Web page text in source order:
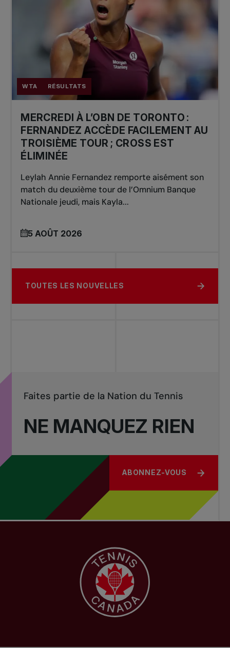
WTA RÉSULTATS
MERCREDI À L’OBN DE TORONTO :
FERNANDEZ ACCÈDE FACILEMENT AU
TROISIÈME TOUR ; CROSS EST
ÉLIMINÉE
Leylah Annie Fernandez remporte aisément son
match du deuxième tour de l’Omnium Banque
Nationale jeudi, mais Kayla...
5 AOÛT 2026
TOUTES LES NOUVELLES
NE MANQUEZ RIEN
Faites partie de la Nation du Tennis
ABONNEZ-VOUS